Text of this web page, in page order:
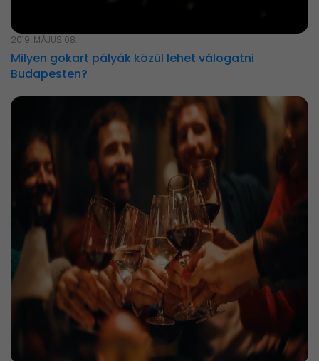
2019. MÁJUS 08.
Milyen gokart pályák közül lehet válogatni
Budapesten?